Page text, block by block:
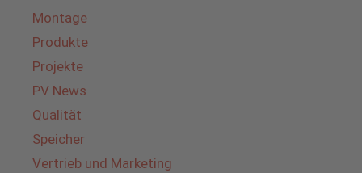
Montage
Produkte
Projekte
PV News
Qualität
Speicher
Vertrieb und Marketing